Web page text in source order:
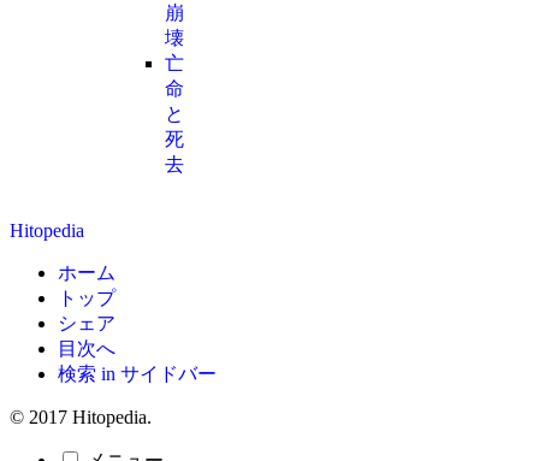
崩
壊
亡
命
と
死
去
Hitopedia
ホーム
トップ
シェア
目次へ
検索 in サイドバー
© 2017 Hitopedia.